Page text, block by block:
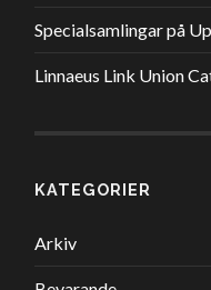
Specialsamlingar på
Linnaeus Link Union
KATEGORIER
Arkiv